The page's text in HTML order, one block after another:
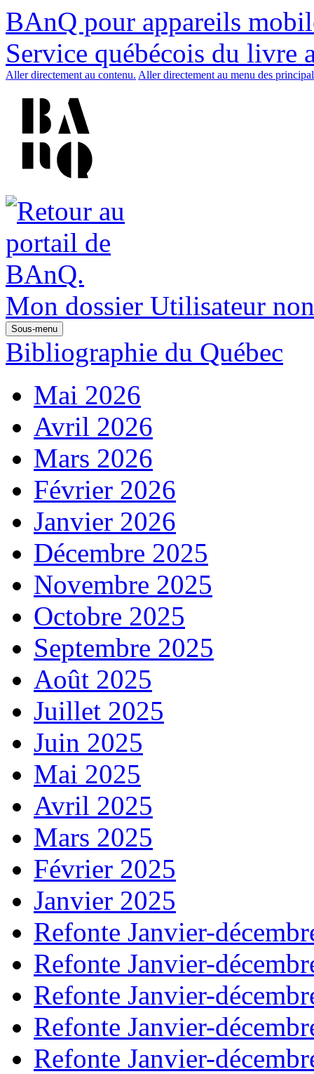
BAnQ pour appareils
Service québécois du livre
Aller directement au contenu. Aller directement au menu des
Mon dossier Utilisateur
Sous-menu
Bibliographie du Québec
Mai 2026
Avril 2026
Mars 2026
Février 2026
Janvier 2026
Décembre 2025
Novembre 2025
Octobre 2025
Septembre 2025
Août 2025
Juillet 2025
Juin 2025
Mai 2025
Avril 2025
Mars 2025
Février 2025
Janvier 2025
Refonte Janvier-
Refonte Janvier-
Refonte Janvier-
Refonte Janvier-
Refonte Janvier-